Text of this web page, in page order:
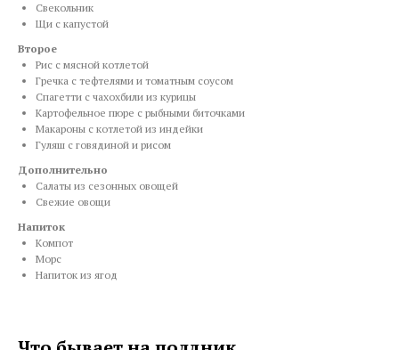
Свекольник
Щи с капустой
Второе
Рис с мясной котлетой
Гречка с тефтелями и томатным соусом
Спагетти с чахохбили из курицы
Картофельное пюре с рыбными биточками
Макароны с котлетой из индейки
Гуляш с говядиной и рисом
Дополнительно
Салаты из сезонных овощей
Свежие овощи
Напиток
Компот
Морс
Напиток из ягод